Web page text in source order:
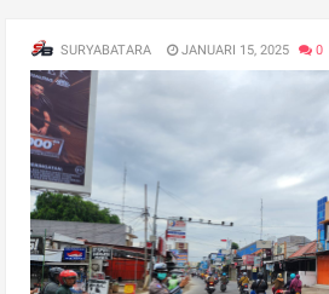
SURYABATARA JANUARI 15, 2025 0